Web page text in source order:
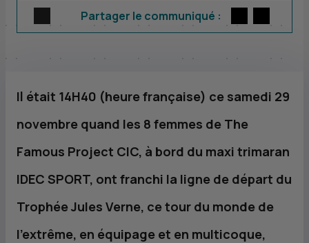
Partager le communiqué :
Il était 14H40 (heure française) ce samedi 29
novembre quand les 8 femmes de The
Famous Project CIC, à bord du maxi trimaran
IDEC SPORT, ont franchi la ligne de départ du
Trophée Jules Verne, ce tour du monde de
l'extrême, en équipage et en multicoque,